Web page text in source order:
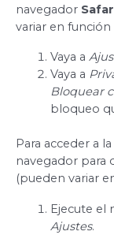
navegador
variar en
Vaya a
Vaya a
Bloquear
bloqueo
Para acceder a
navegador para
(pueden variar
Ejecute el
Ajustes.